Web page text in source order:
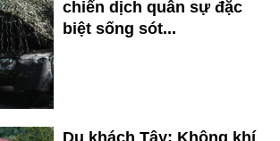
chiến dịch quân sự đặc
biệt sống sót...